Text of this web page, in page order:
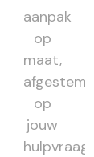
aanpak
op
maat,
op
jouw
hulpvraag,